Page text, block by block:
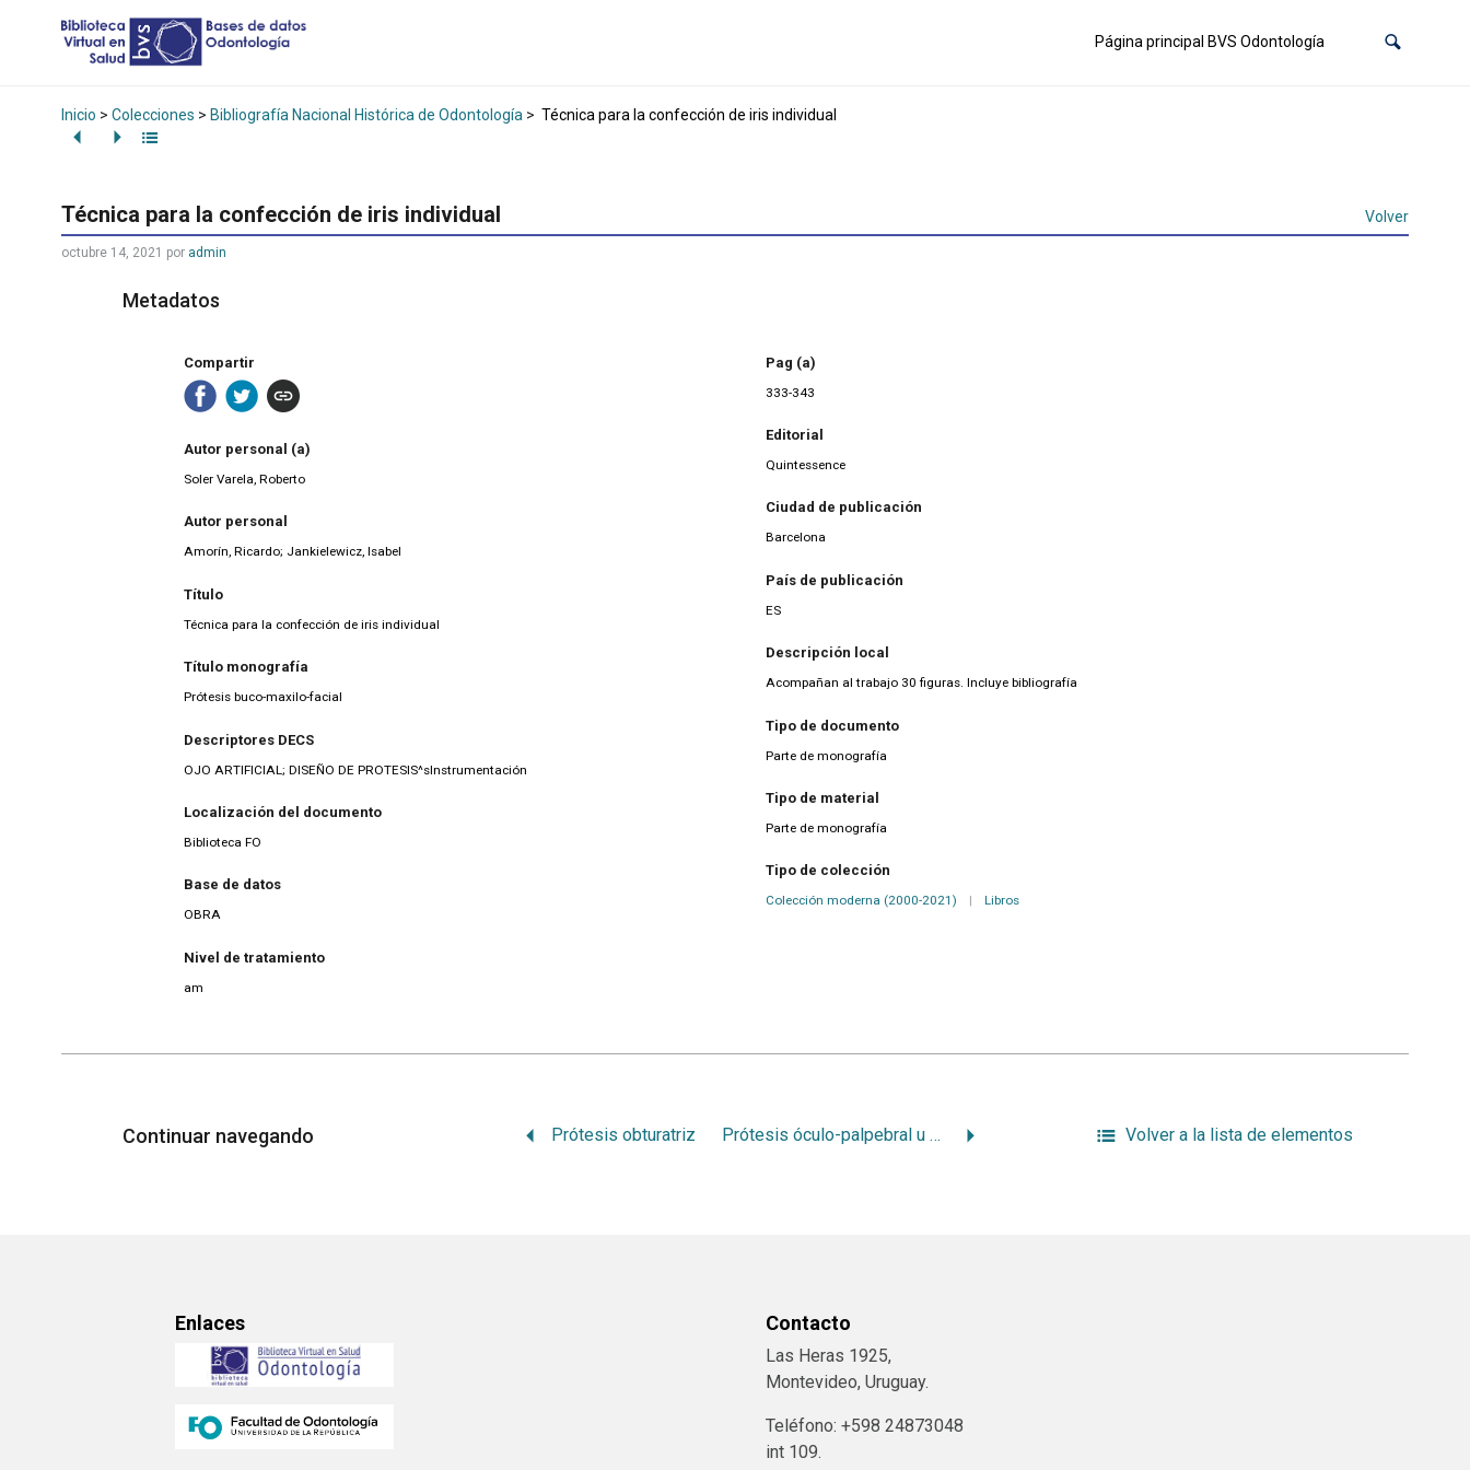
Página principal BVS Odontología
Inicio > Colecciones > Bibliografía Nacional Histórica de Odontología > Técnica para la confección de iris individual
Técnica para la confección de iris individual Volver
octubre 14, 2021 por admin
Metadatos
Compartir
Autor personal (a)
Soler Varela, Roberto
Autor personal
Amorín, Ricardo; Jankielewicz, Isabel
Título
Técnica para la confección de iris individual
Título monografía
Prótesis buco-maxilo-facial
Descriptores DECS
OJO ARTIFICIAL; DISEÑO DE PROTESIS^sInstrumentación
Localización del documento
Biblioteca FO
Base de datos
OBRA
Nivel de tratamiento
am
Pag (a)
333-343
Editorial
Quintessence
Ciudad de publicación
Barcelona
País de publicación
ES
Descripción local
Acompañan al trabajo 30 figuras. Incluye bibliografía
Tipo de documento
Parte de monografía
Tipo de material
Parte de monografía
Tipo de colección
Colección moderna (2000-2021) | Libros
Continuar navegando Prótesis obturatriz Prótesis óculo-palpebral u orbitaria Volver a la lista de elementos
Enlaces Contacto
Las Heras 1925,
Montevideo, Uruguay.
Teléfono: +598 24873048
int 109.